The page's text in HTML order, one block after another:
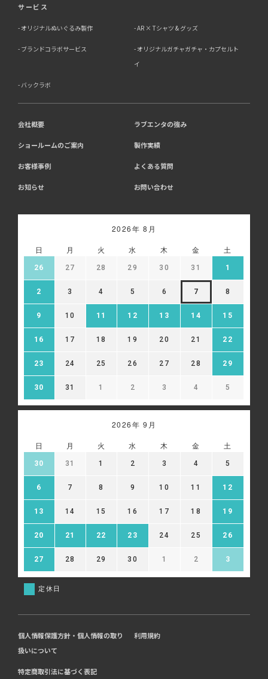
サービス
オリジナルぬいぐるみ製作 AR × Tシャツ & グッズ
ブランドコラボサービス
オリジナルガチャガチャ・カプセルト
イ
バックラボ
会社概要 ラブエンタの強み
ショールームのご案内 製作実績
お客様事例 よくある質問
お知らせ お問い合わせ
2026年 8月
日 月 火 水 木 金 土
26 27 28 29 30 31 1
2 3 4 5 6 7 8
9 10 11 12 13 14 15
16 17 18 19 20 21 22
23 24 25 26 27 28 29
30 31 1 2 3 4 5
2026年 9月
日 月 火 水 木 金 土
30 31 1 2 3 4 5
6 7 8 9 10 11 12
13 14 15 16 17 18 19
20 21 22 23 24 25 26
27 28 29 30 1 2 3
定休日
個人情報保護方針・個人情報の取り
扱いについて
利用規約
特定商取引法に基づく表記